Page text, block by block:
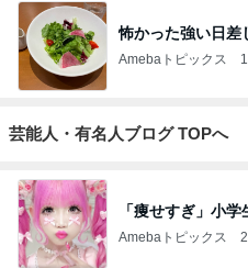
怖かった強い日差
Amebaトピックス
芸能人・有名人ブログ TOPへ
「痩せすぎ」小
Amebaトピックス